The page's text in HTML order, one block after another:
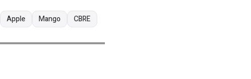
Apple Mango CBRE